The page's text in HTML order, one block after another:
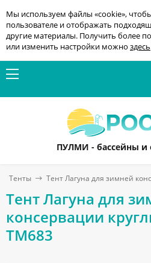
Мы используем файлы «cookie»,
пользователе и отображать
другие материалы. Получить более
или изменить настройки можно здесь
ПУЛМИ - бассейны и
Тенты Тент Лагуна для зимней
Тент Лагуна для
консервации
ТМ683